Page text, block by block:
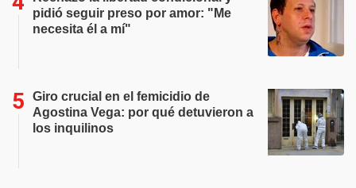
pidió seguir preso por amor: "Me
necesita él a mí"
Giro crucial en el femicidio de
Agostina Vega: por qué detuvieron a
los inquilinos